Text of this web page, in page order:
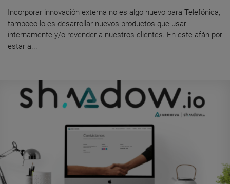
Incorporar innovación externa no es algo nuevo para Telefónica,
tampoco lo es desarrollar nuevos productos que usar
internamente y/o revender a nuestros clientes. En este afán por
estar a...